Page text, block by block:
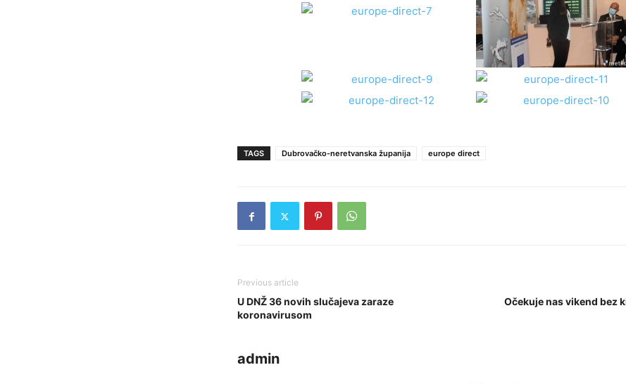
TAGS Dubrovačko-neretvanska županija europe direct
Previous article
U DNŽ 36 novih slučajeva zaraze
koronavirusom
Očekuje nas vikend bez
admin